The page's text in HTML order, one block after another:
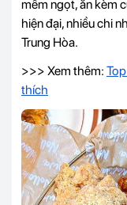
mềm ngọt, ăn kèm
hiện đại, nhiều chi
Trung Hòa.
>>> Xem thêm:
thích